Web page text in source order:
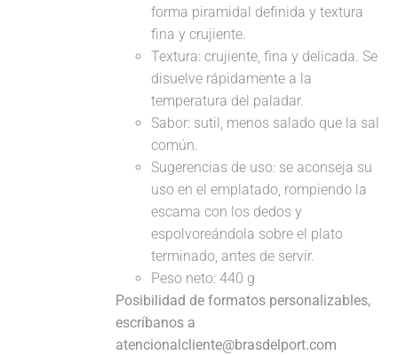
forma piramidal definida y textura
fina y crujiente.
Textura: crujiente, fina y delicada. Se
disuelve rápidamente a la
temperatura del paladar.
Sabor: sutil, menos salado que la sal
común.
Sugerencias de uso: se aconseja su
uso en el emplatado, rompiendo la
escama con los dedos y
espolvoreándola sobre el plato
terminado, antes de servir.
Peso neto: 440 g
Posibilidad de formatos personalizables,
escríbanos a
atencionalcliente@brasdelport.com